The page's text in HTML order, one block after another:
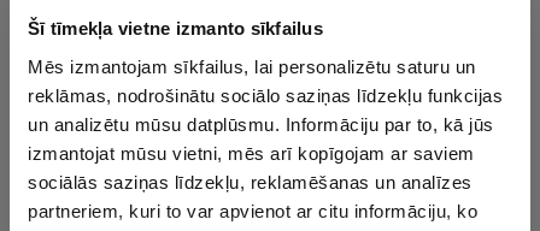
Šī tīmekļa vietne izmanto sīkfailus
Mēs izmantojam sīkfailus, lai personalizētu saturu un
reklāmas, nodrošinātu sociālo saziņas līdzekļu funkcijas
un analizētu mūsu datplūsmu. Informāciju par to, kā jūs
izmantojat mūsu vietni, mēs arī kopīgojam ar saviem
sociālās saziņas līdzekļu, reklamēšanas un analīzes
partneriem, kuri to var apvienot ar citu informāciju, ko
27. novembris
30. novembris
25. februārisLatvija – Horvātija
28. februārisVācija – Latvija
Izraēla mājas spēles aizvada Rīgā, taču vieta var tikt
mainīta